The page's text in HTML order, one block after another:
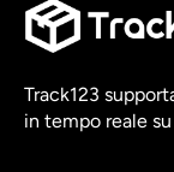
Track123
in tempo reale